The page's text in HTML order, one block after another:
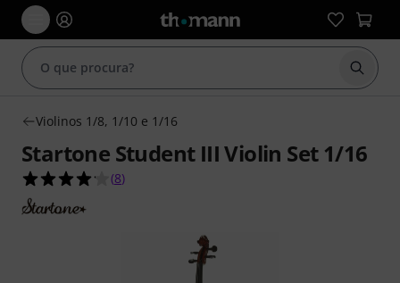
Iniciar
Violinos 1/8, 1/10 e 1/16
Startone Student III Violin Set 1/16
4.1 de 5 estrelas de 8 avaliações de clientes
(8)